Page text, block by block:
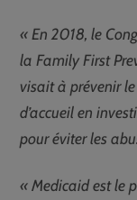
« En 2018, le
la Family First
visait à prévenir
d’accueil en
pour éviter les
« Medicaid est le